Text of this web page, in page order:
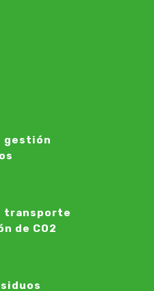
gestión
transporte
de CO2